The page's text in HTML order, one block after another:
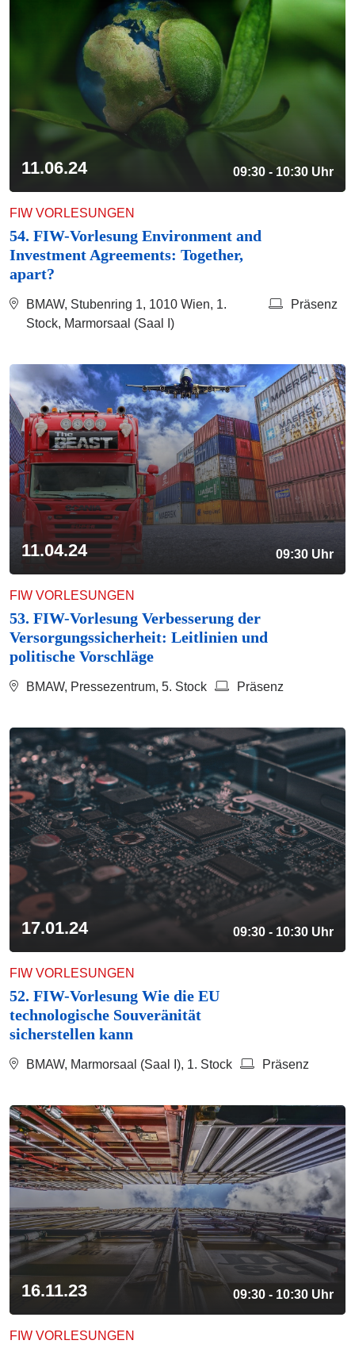
11.06.24 09:30 - 10:30 Uhr
FIW VORLESUNGEN
54. FIW-Vorlesung Environment and
Investment Agreements: Together,
apart?
BMAW, Stubenring 1, 1010 Wien, 1.
Stock, Marmorsaal (Saal I)
Präsenz
11.04.24 09:30 Uhr
FIW VORLESUNGEN
53. FIW-Vorlesung Verbesserung der
Versorgungssicherheit: Leitlinien und
politische Vorschläge
BMAW, Pressezentrum, 5. Stock Präsenz
17.01.24 09:30 - 10:30 Uhr
FIW VORLESUNGEN
52. FIW-Vorlesung Wie die EU
technologische Souveränität
sicherstellen kann
BMAW, Marmorsaal (Saal I), 1. Stock Präsenz
16.11.23 09:30 - 10:30 Uhr
FIW VORLESUNGEN